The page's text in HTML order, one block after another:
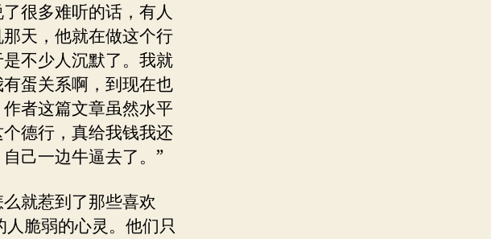
很多难听的话，有人
天，他就在做这个行
不少人沉默了。我就
蛋关系啊，到现在也
者这篇文章虽然水平
德行，真给我钱我还
己一边牛逼去了。”
就惹到了那些喜欢
脆弱的心灵。他们只